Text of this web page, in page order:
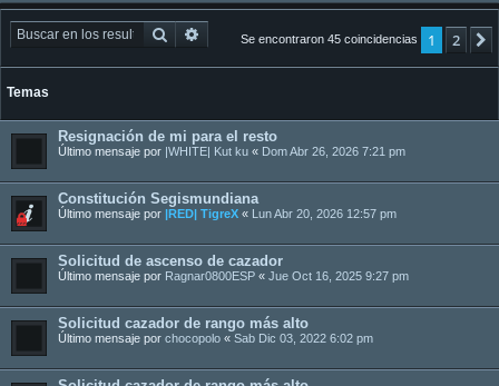
Buscar Búsqueda avanzada
Se encontraron 45 coincidencias 1 2
Temas
Resignación de mi para el resto
Último mensaje por |WHITE| Kut ku « Dom Abr 26, 2026 7:21 pm
Constitución Segismundiana
Último mensaje por |RED| TigreX « Lun Abr 20, 2026 12:57 pm
Solicitud de ascenso de cazador
Último mensaje por Ragnar0800ESP « Jue Oct 16, 2025 9:27 pm
Solicitud cazador de rango más alto
Último mensaje por chocopolo « Sab Dic 03, 2022 6:02 pm